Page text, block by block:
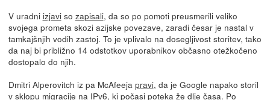
V uradni izjaviso zapisali, da so po pomoti preusmerili veliko
svojega prometa skozi azijske povezave, zaradi česar je nastal v
tamkajšnjih vodih zastoj. To je vplivalo na dosegljivost storitev, tako
da naj bi približno 14 odstotkov uporabnikov občasno otežkočeno
dostopalo do njih.
Dmitri Alperovitch iz pa McAfeeja pravi, da je Google napako storil
v sklopu migracije na IPv6, ki počasi poteka že dlje časa. Po